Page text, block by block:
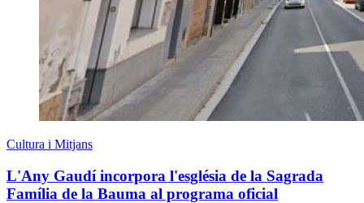
Cultura i Mitjans
L'Any Gaudí incorpora l'església de la Sagrada
Família de la Bauma al programa oficial